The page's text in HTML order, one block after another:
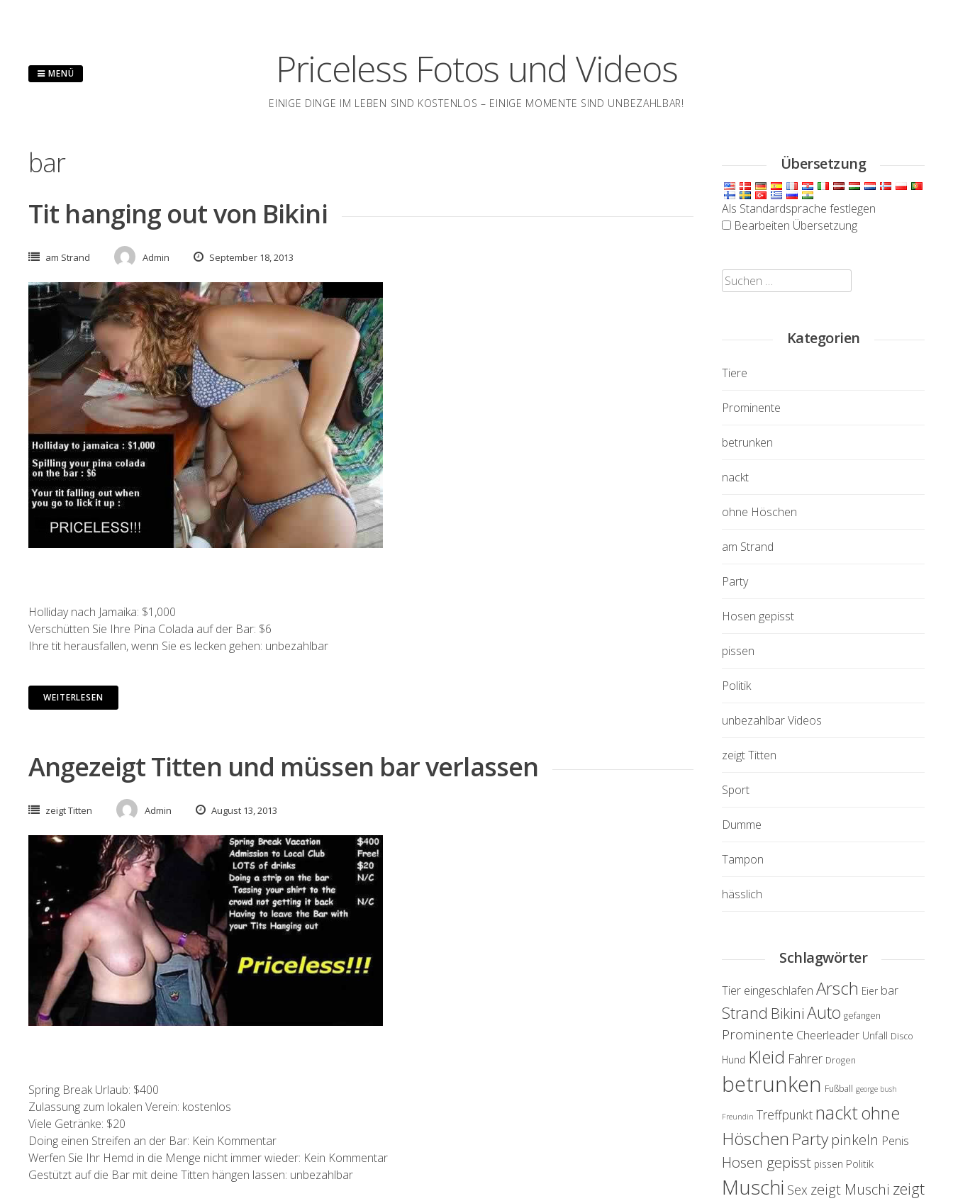
Priceless Fotos und Videos
EINIGE DINGE IM LEBEN SIND KOSTENLOS – EINIGE MOMENTE SIND UNBEZAHLBAR!
MENÜ
bar
Tit hanging out von Bikini
am Strand Admin September 18, 2013
Holliday nach Jamaika: $1,000
Verschütten Sie Ihre Pina Colada auf der Bar: $6
Ihre tit herausfallen, wenn Sie es lecken gehen: unbezahlbar
WEITERLESEN
Angezeigt Titten und müssen bar verlassen
zeigt Titten Admin August 13, 2013
Spring Break Urlaub: $400
Zulassung zum lokalen Verein: kostenlos
Viele Getränke: $20
Doing einen Streifen an der Bar: Kein Kommentar
Werfen Sie Ihr Hemd in die Menge nicht immer wieder: Kein Kommentar
Gestützt auf die Bar mit deine Titten hängen lassen: unbezahlbar
Übersetzung
Als Standardsprache festlegen
Bearbeiten Übersetzung
Suchen
nach:
Kategorien
Tiere
Prominente
betrunken
nackt
ohne Höschen
am Strand
Party
Hosen gepisst
pissen
Politik
unbezahlbar Videos
zeigt Titten
Sport
Dumme
Tampon
hässlich
Schlagwörter
Tier eingeschlafen Arsch Eier bar
Strand BikiniAuto gefangen
Prominente Cheerleader Unfall Disco
Hund Kleid Fahrer Drogen
betrunken Fußball george bush
Freundin Treffpunkt nacktohne
Höschen Party pinkeln Penis
Hosen gepisst pissen Politik
Muschi Sex zeigt Muschi zeigt